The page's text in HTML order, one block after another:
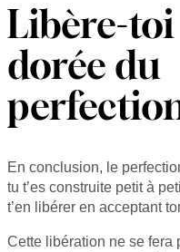
Libère-toi
dorée du
En conclusion, le
tu t’es construite petit à
t’en libérer en acceptant
Cette libération ne se fera